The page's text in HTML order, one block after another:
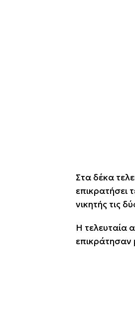
Στα δέκα
επικρατήσει
νικητής τις
Η τελευταία
επικράτησαν